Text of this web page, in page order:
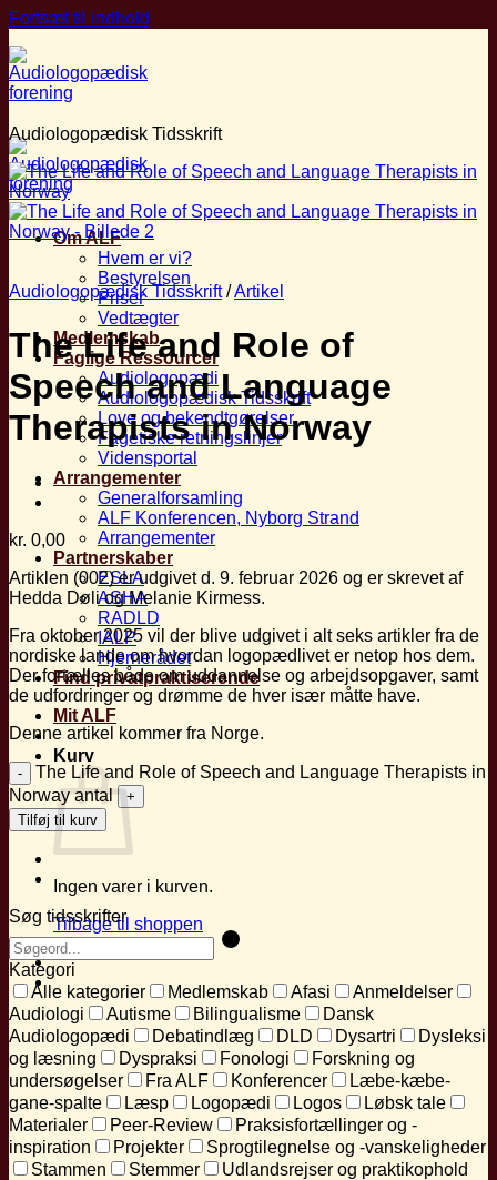
Fortsæt til indhold
Om ALF
Hvem er vi?
Bestyrelsen
Priser
Vedtægter
Medlemskab
Faglige Ressourcer
Audiologopædi
Audiologopædisk Tidsskrift
Love og bekendtgørelser
Fagetiske retningslinjer
Vidensportal
Arrangementer
Generalforsamling
ALF Konferencen, Nyborg Strand
Arrangementer
Partnerskaber
ESLA
ASHA
RADLD
IALP
Hjernerådet
Find privatpraktiserende
Mit ALF
Kurv
Ingen varer i kurven.
Tilbage til shoppen
Audiologopædisk Tidsskrift
Audiologopædisk Tidsskrift /Artikel
The Life and Role of
Speech and Language
Therapists in Norway
kr. 0,00
Artiklen (002) er udgivet d. 9. februar 2026 og er skrevet af
Hedda Døli og Melanie Kirmess.
Fra oktober 2025 vil der blive udgivet i alt seks artikler fra de
nordiske lande om hvordan logopædlivet er netop hos dem.
Der fortælles både om uddannelse og arbejdsopgaver, samt
de udfordringer og drømme de hver især måtte have.
Denne artikel kommer fra Norge.
The Life and Role of Speech and Language Therapists in
Norway antal
Tilføj til kurv
Søg tidsskrifter
Kategori
Alle kategorier
Medlemskab Afasi
Anmeldelser
Audiologi
Autisme Bilingualisme
Dansk
Audiologopædi
Debatindlæg DLD Dysartri
Dysleksi
og læsning
Dyspraksi Fonologi
Forskning og
undersøgelser
Fra ALF Konferencer
Læbe-kæbe-
gane-spalte
Læsp Logopædi Logos
Løbsk tale
Materialer
Peer-Review
Praksisfortællinger og -
inspiration
Projekter
Sprogtilegnelse og -vanskeligheder
Stammen
Stemmer
Udlandsrejser og praktikophold